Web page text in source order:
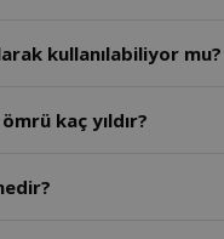
kullanılabiliyor mu?
kaç yıldır?